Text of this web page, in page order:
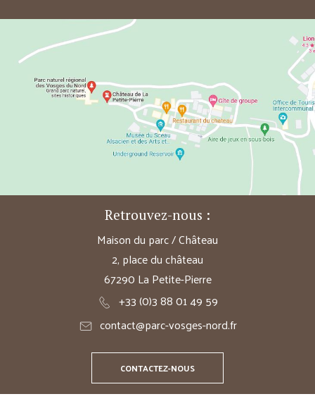
Retrouvez-nous :
Maison du parc / Château
2, place du château
67290 La Petite-Pierre
+33 (0)3 88 01 49 59
contact@parc-vosges-nord.fr
CONTACTEZ-NOUS